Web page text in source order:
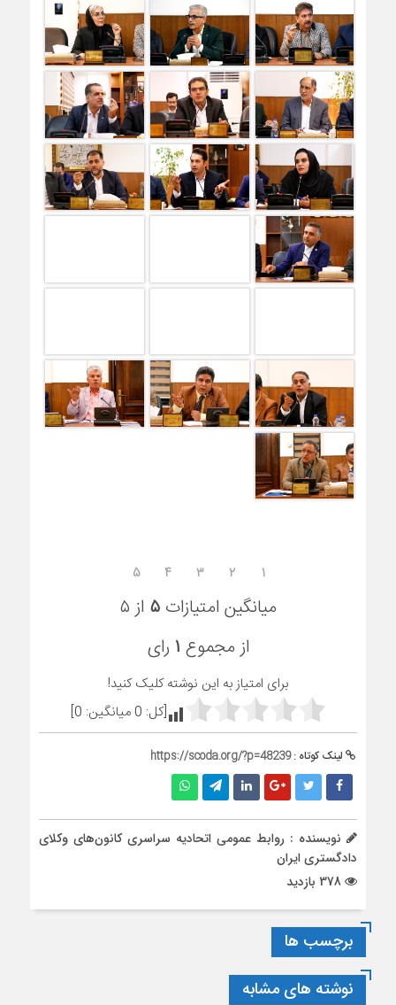
۱ ۲ ۳ ۴ ۵
میانگین امتیازات ۵ از ۵
از مجموع ۱ رای
برای امتیاز به این نوشته کلیک کنید!
[کل: 0میانگین: 0
]
لینک کوتاه :https://scoda.org/?p=48239
نویسنده : روابط عمومی اتحادیه سراسری کانون‌های وکلای
دادگستری ایران
برچسب ها
نوشته های مشابه